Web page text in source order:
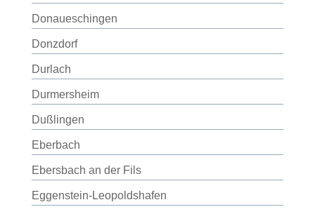
Donaueschingen
Donzdorf
Durlach
Durmersheim
Dußlingen
Eberbach
Ebersbach an der Fils
Eggenstein-Leopoldshafen